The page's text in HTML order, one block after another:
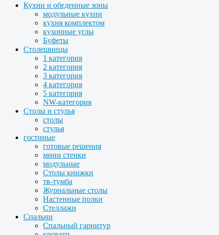
Кухни и обеденные зоны
модульные кухни
кухня комплектом
кухонные углы
Буфеты
Столешницы
1 категория
2 категория
3 категория
4 категория
5 категория
NW-категория
Столы и стулья
столы
стулья
гостиные
готовые решения
мини стенки
модульные
Столы книжки
тв-тумба
Журнальные столы
Настенные полки
Стеллажи
Спальни
Спальный гарнитур